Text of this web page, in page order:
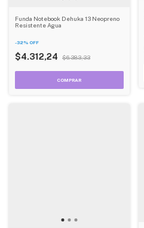
Funda Notebook Dehuka 13 Neopreno
Resistente Agua
-32% OFF
$4.312,24 $6.383,33